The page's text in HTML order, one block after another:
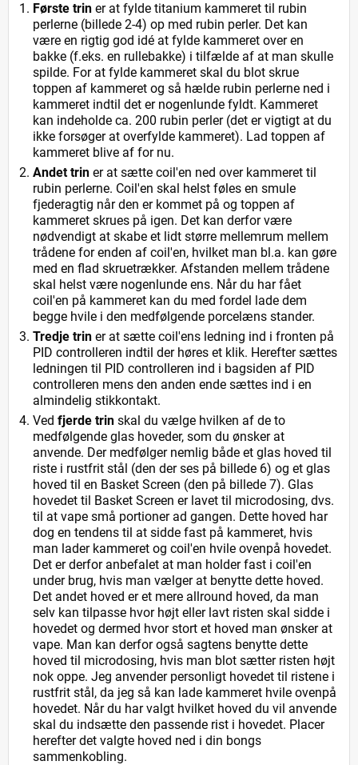
Første trin er at fylde titanium kammeret til rubin
perlerne (billede 2-4) op med rubin perler. Det kan
være en rigtig god idé at fylde kammeret over en
bakke (f.eks. en rullebakke) i tilfælde af at man skulle
spilde. For at fylde kammeret skal du blot skrue
toppen af kammeret og så hælde rubin perlerne ned i
kammeret indtil det er nogenlunde fyldt. Kammeret
kan indeholde ca. 200 rubin perler (det er vigtigt at du
ikke forsøger at overfylde kammeret). Lad toppen af
kammeret blive af for nu.
Andet trin er at sætte coil'en ned over kammeret til
rubin perlerne. Coil'en skal helst føles en smule
fjederagtig når den er kommet på og toppen af
kammeret skrues på igen. Det kan derfor være
nødvendigt at skabe et lidt større mellemrum mellem
trådene for enden af coil'en, hvilket man bl.a. kan gøre
med en flad skruetrækker. Afstanden mellem trådene
skal helst være nogenlunde ens. Når du har fået
coil'en på kammeret kan du med fordel lade dem
begge hvile i den medfølgende porcelæns stander.
Tredje trin er at sætte coil'ens ledning ind i fronten på
PID controlleren indtil der høres et klik. Herefter sættes
ledningen til PID controlleren ind i bagsiden af PID
controlleren mens den anden ende sættes ind i en
almindelig stikkontakt.
Ved fjerde trin skal du vælge hvilken af de to
medfølgende glas hoveder, som du ønsker at
anvende. Der medfølger nemlig både et glas hoved til
riste i rustfrit stål (den der ses på billede 6) og et glas
hoved til en Basket Screen (den på billede 7). Glas
hovedet til Basket Screen er lavet til microdosing, dvs.
til at vape små portioner ad gangen. Dette hoved har
dog en tendens til at sidde fast på kammeret, hvis
man lader kammeret og coil'en hvile ovenpå hovedet.
Det er derfor anbefalet at man holder fast i coil'en
under brug, hvis man vælger at benytte dette hoved.
Det andet hoved er et mere allround hoved, da man
selv kan tilpasse hvor højt eller lavt risten skal sidde i
hovedet og dermed hvor stort et hoved man ønsker at
vape. Man kan derfor også sagtens benytte dette
hoved til microdosing, hvis man blot sætter risten højt
nok oppe. Jeg anvender personligt hovedet til ristene i
rustfrit stål, da jeg så kan lade kammeret hvile ovenpå
hovedet. Når du har valgt hvilket hoved du vil anvende
skal du indsætte den passende rist i hovedet. Placer
herefter det valgte hoved ned i din bongs
sammenkobling.